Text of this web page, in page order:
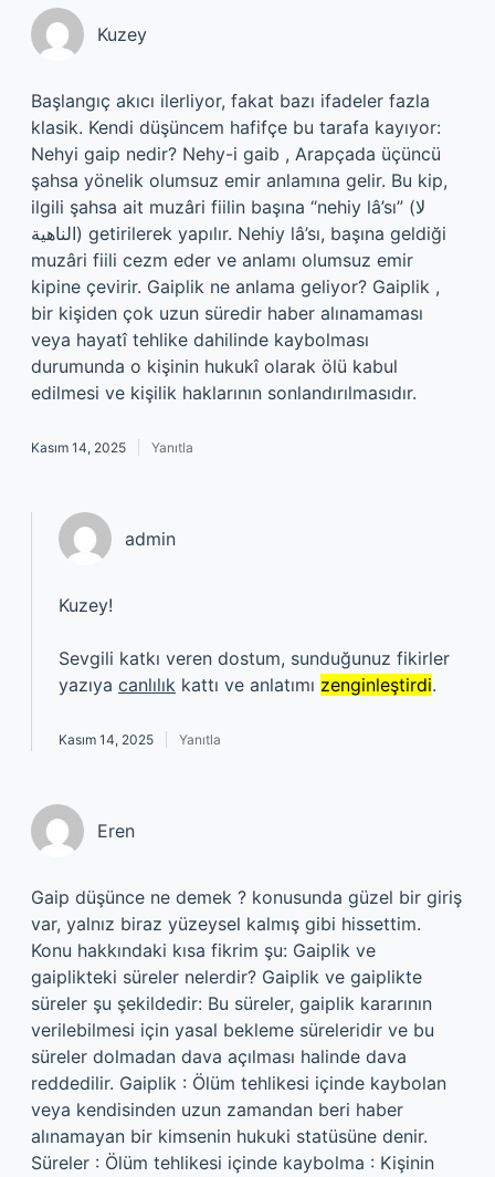
Kuzey
Başlangıç akıcı ilerliyor, fakat bazı ifadeler fazla
klasik. Kendi düşüncem hafifçe bu tarafa kayıyor:
Nehyi gaip nedir? Nehy-i gaib , Arapçada üçüncü
şahsa yönelik olumsuz emir anlamına gelir. Bu kip,
ilgili şahsa ait muzâri fiilin başına “nehiy lâ’sı” (لا
الناهية) getirilerek yapılır. Nehiy lâ’sı, başına geldiği
muzâri fiili cezm eder ve anlamı olumsuz emir
kipine çevirir. Gaiplik ne anlama geliyor? Gaiplik ,
bir kişiden çok uzun süredir haber alınamaması
veya hayatî tehlike dahilinde kaybolması
durumunda o kişinin hukukî olarak ölü kabul
edilmesi ve kişilik haklarının sonlandırılmasıdır.
Kasım 14, 2025 Yanıtla
admin
Kuzey!
Sevgili katkı veren dostum, sunduğunuz fikirler
yazıya canlılık kattı ve anlatımı zenginleştirdi.
Kasım 14, 2025 Yanıtla
Eren
Gaip düşünce ne demek ? konusunda güzel bir giriş
var, yalnız biraz yüzeysel kalmış gibi hissettim.
Konu hakkındaki kısa fikrim şu: Gaiplik ve
gaiplikteki süreler nelerdir? Gaiplik ve gaiplikte
süreler şu şekildedir: Bu süreler, gaiplik kararının
verilebilmesi için yasal bekleme süreleridir ve bu
süreler dolmadan dava açılması halinde dava
reddedilir. Gaiplik : Ölüm tehlikesi içinde kaybolan
veya kendisinden uzun zamandan beri haber
alınamayan bir kimsenin hukuki statüsüne denir.
Süreler : Ölüm tehlikesi içinde kaybolma : Kişinin